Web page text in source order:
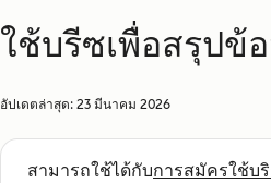
ใช้บรีซเพื่อสรุปข้
อัปเดตล่าสุด: 23 มีนาคม 2026
สามารถใช้ได้กับการสมัครใช้บ